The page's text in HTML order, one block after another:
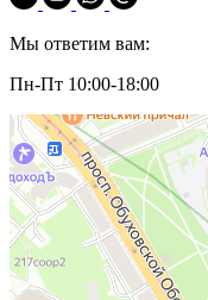
Мы ответим вам:
Пн-Пт 10:00-18:00